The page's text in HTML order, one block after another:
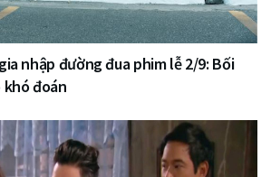
nhập đường đua phim lễ 2/9: Bối
khó đoán